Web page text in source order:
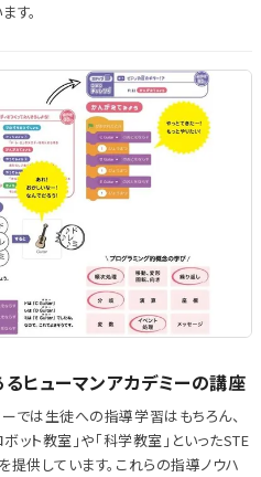
す。
ヒューマンアカデミーの講座
では生徒への指導学習はもちろん、
ト教室」や「科学教室」といったSTE
供しています。これらの指導ノウハ